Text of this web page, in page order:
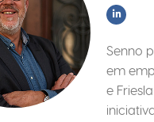
Senno
em
e